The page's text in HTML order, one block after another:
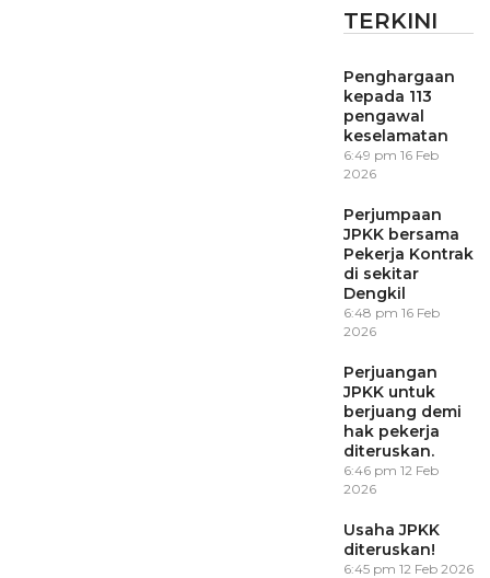
TERKINI
Penghargaan
kepada 113
pengawal
keselamatan
6:49 pm 16 Feb
2026
Perjumpaan
JPKK bersama
Pekerja Kontrak
di sekitar
Dengkil
6:48 pm 16 Feb
2026
Perjuangan
JPKK untuk
berjuang demi
hak pekerja
diteruskan.
6:46 pm 12 Feb
2026
Usaha JPKK
diteruskan!
6:45 pm 12 Feb 2026